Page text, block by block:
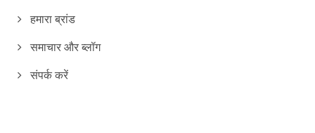
हमारा ब्रांड
समाचार और ब्लॉग
संपर्क करें